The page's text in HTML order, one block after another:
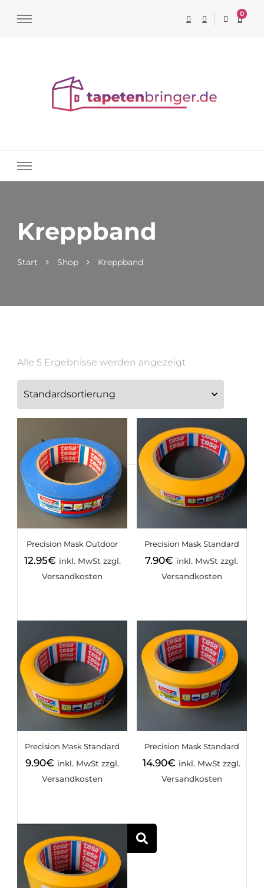
0
Kreppband
Start Shop Kreppband
Alle 5 Ergebnisse werden angezeigt
Precision Mask Outdoor
12.95€ inkl. MwSt zzgl.
Versandkosten
Precision Mask Standard
7.90€ inkl. MwSt zzgl.
Versandkosten
Precision Mask Standard
9.90€ inkl. MwSt zzgl.
Versandkosten
Precision Mask Standard
14.90€ inkl. MwSt zzgl.
Versandkosten
Suchen
nach: